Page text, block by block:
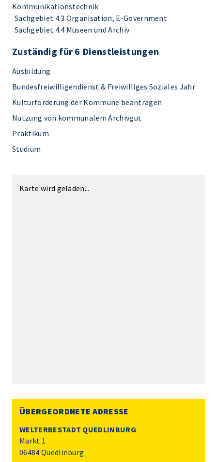
Kommunikationstechnik
Sachgebiet 4.3 Organisation, E-Government
Sachgebiet 4.4 Museen und Archiv
Zuständig für 6 Dienstleistungen
Ausbildung
Bundesfreiwilligendienst & Freiwilliges Soziales Jahr
Kulturförderung der Kommune beantragen
Nutzung von kommunalem Archivgut
Praktikum
Studium
Karte wird geladen...
ÜBERGEORDNETE ADRESSE
WELTERBESTADT QUEDLINBURG
Markt 1
06484 Quedlinburg